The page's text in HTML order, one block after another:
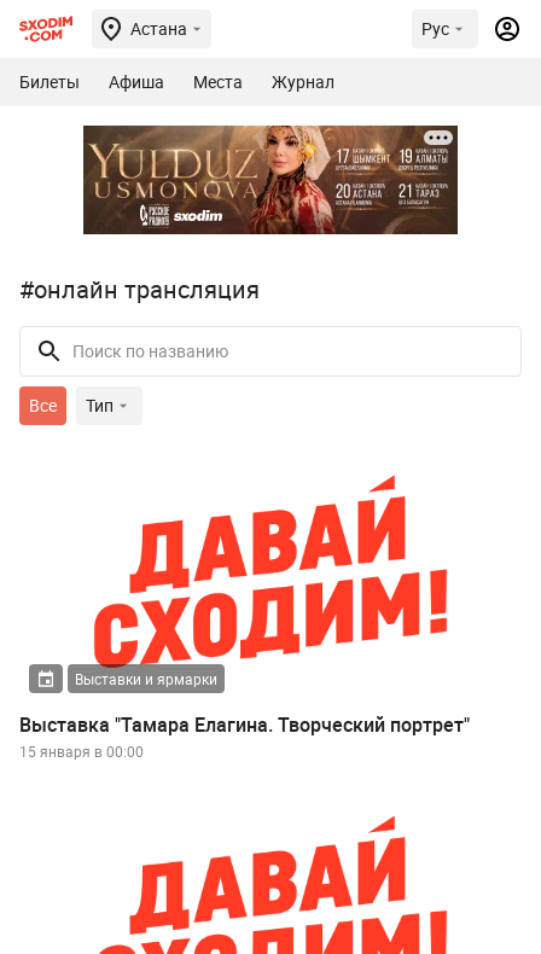
Астана Рус
Билеты Афиша Места Журнал
#онлайн трансляция
Все Тип
Выставки и ярмарки
Выставка "Тамара Елагина. Творческий портрет"
15 января в 00:00